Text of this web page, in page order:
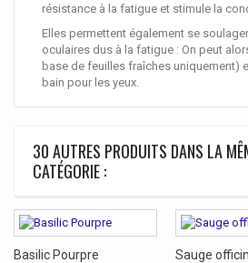
résistance à la fatigue et stimule la
Elles permettent également se
oculaires dus à la fatigue : On peut
base de feuilles fraîches uniquement)
bain pour les yeux.
30 AUTRES PRODUITS DANS LA
CATÉGORIE :
Basilic Pourpre Sauge